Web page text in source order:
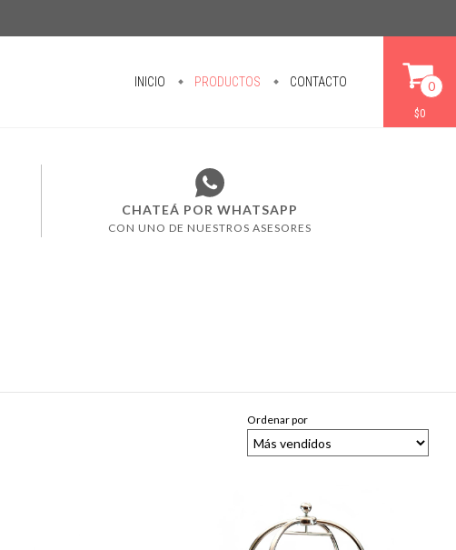
INICIO PRODUCTOS CONTACTO 0
$0
CHATEÁ POR WHATSAPP
CON UNO DE NUESTROS ASESORES
Ordenar por